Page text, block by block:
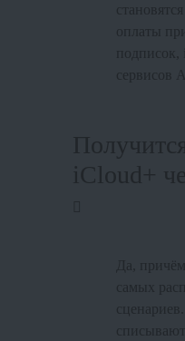
оплаты
iCloud+